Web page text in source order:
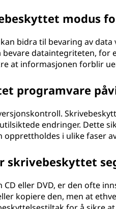
modus
bidra til bevaring av
dataintegriteten, for
at informasjonen forblir
programvare
endringer. Dette
opprettholdes i ulike faser
skrivebeskyttet
CD eller DVD, er den ofte
kopiere den, men at